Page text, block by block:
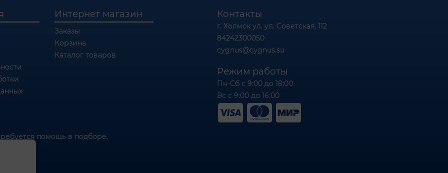
Интернет магазин
Заказы
Корзина
Каталог товаров
помощь в подборе,
Контакты
г. Холмск ул. ул. Советская, 112
84242300050
cygnus@cygnus.su
Режим работы
Пн-Сб с 9:00 до 18:00
Вс с 9:00 до 16:00